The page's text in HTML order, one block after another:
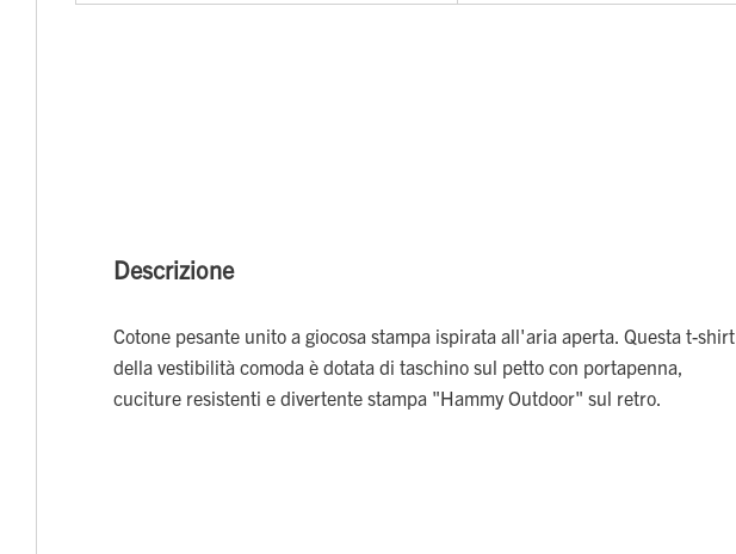
Descrizione
Cotone pesante unito a giocosa stampa ispirata all'aria aperta. Questa t-shirt
della vestibilità comoda è dotata di taschino sul petto con portapenna,
cuciture resistenti e divertente stampa "Hammy Outdoor" sul retro.